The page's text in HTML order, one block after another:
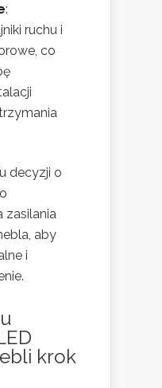
:
ruchu i
co
decyzji o
zasilania
aby
i
krok